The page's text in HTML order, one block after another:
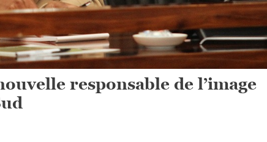
responsable de l’image